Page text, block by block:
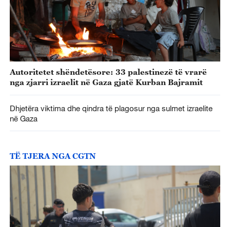
Autoritetet shëndetësore: 33 palestinezë të vrarë
nga zjarri izraelit në Gaza gjatë Kurban Bajramit
Dhjetëra viktima dhe qindra të plagosur nga sulmet izraelite
në Gaza
TË TJERA NGA CGTN